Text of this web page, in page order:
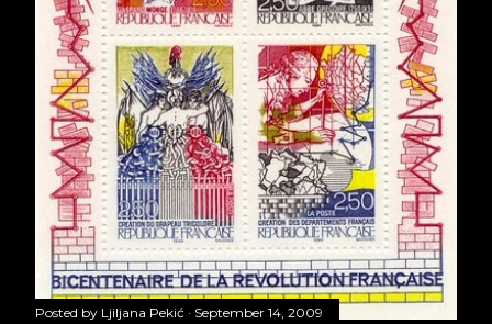
Posted by Ljiljana Pekić September 14, 2009